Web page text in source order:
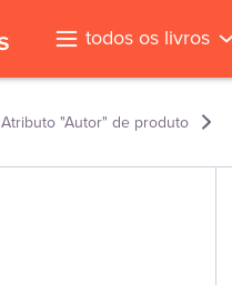
todos os livros
Atributo "Autor" de produto